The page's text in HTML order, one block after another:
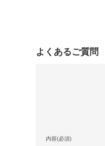
よくあるご質問
内容(必須)